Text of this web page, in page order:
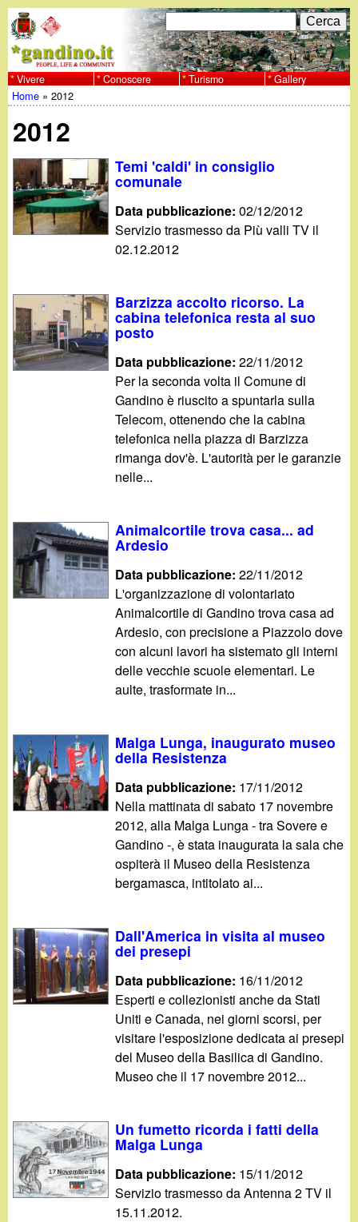
al
contenuto
w
w
w
.
g
n
d
.
i
t
F
o
r
d
i
r
i
e
c
a
C
e
r
c
Vivere Conoscere Turismo Gallery
Tu
sei
qui
Home »2012
2012
Temi 'caldi' in consiglio
comunale
Data pubblicazione:02/12/2012
Servizio trasmesso da Più valli TV il
02.12.2012
Barzizza accolto ricorso. La
cabina telefonica resta al suo
posto
Data pubblicazione:22/11/2012
Per la seconda volta il Comune di
Gandino è riuscito a spuntarla sulla
Telecom, ottenendo che la cabina
telefonica nella piazza di Barzizza
rimanga dov'è. L'autorità per le garanzie
nelle...
Animalcortile trova casa... ad
Ardesio
Data pubblicazione:22/11/2012
L'organizzazione di volontariato
Animalcortile di Gandino trova casa ad
Ardesio, con precisione a Piazzolo dove
con alcuni lavori ha sistemato gli interni
delle vecchie scuole elementari. Le
aulte, trasformate in...
Malga Lunga, inaugurato museo
della Resistenza
Data pubblicazione: 17/11/2012
Nella mattinata di sabato 17 novembre
2012, alla Malga Lunga - tra Sovere e
Gandino -, è stata inaugurata la sala che
ospiterà il Museo della Resistenza
bergamasca, intitolato ai...
Dall'America in visita al museo
dei presepi
Data pubblicazione: 16/11/2012
Esperti e collezionisti anche da Stati
Uniti e Canada, nei giorni scorsi, per
visitare l'esposizione dedicata ai presepi
del Museo della Basilica di Gandino.
Museo che il 17 novembre 2012...
Un fumetto ricorda i fatti della
Malga Lunga
Data pubblicazione: 15/11/2012
Servizio trasmesso da Antenna 2 TV il
15.11.2012.